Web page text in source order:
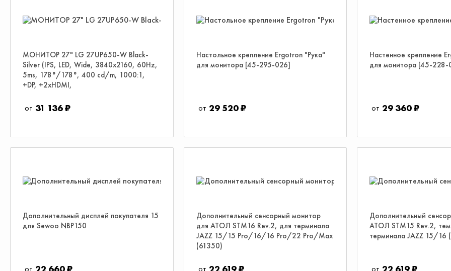
МОНИТОР 27" LG 27UP650-W Black-
Silver (IPS, LED, Wide, 3840x2160, 60Hz,
5ms, 178°/178°, 400 cd/m, 1000:1,
+DP, +2хHDMI,
31 136 ₽
Настольное крепление Ergotron "Рука"
для монитора [45-295-026]
29 520 ₽
Настенное крепление
для монитора [45-
29 360 ₽
Дополнительный дисплей покупателя 15
для Sewoo NBP150
Дополнительный сенсорный монитор
для АТОЛ STM16 Rev.2, для терминала
JAZZ 15/15 Pro/16/16 Pro/22 Pro/Max
(61350)
Дополнительный
АТОЛ STM15 Rev.2,
терминала JAZZ 15/16